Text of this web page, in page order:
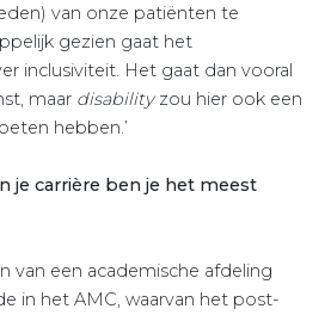
van onze patiënten te
gezien gaat het
inclusiviteit. Het gaat dan vooral
maar disabilityzou hier ook een
hebben.’
je carrière ben je het meest
van een academische afdeling
in het AMC, waarvan het post-